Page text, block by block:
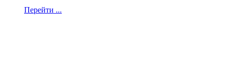
Перейти ...